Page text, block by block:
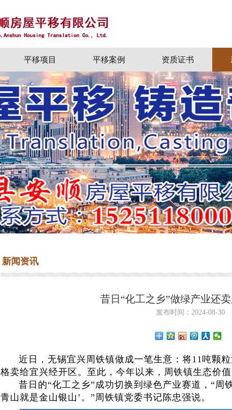
平移项目 平移案例 资质证书
新闻资讯
昔日“化工之乡”做绿产业还
发布时间：2024-08-30
近日，无锡宜兴周铁镇做成一笔生意：将11吨颗
格卖给宜兴经开区。至此，今年以来，周铁镇生态价值
昔日的“化工之乡”成功切换到绿色产业赛道，“周
青山就是金山银山’。”周铁镇党委书记陈忠强说。